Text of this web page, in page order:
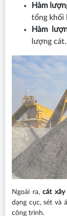
Hàm
tổng khối
Hàm
lượng cát.
Ngoài ra,cát
dạng cục, sét và
công trình.